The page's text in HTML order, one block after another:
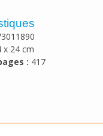
x 24 cm
: 417